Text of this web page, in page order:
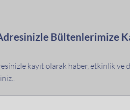
Bültenlerimize
kayıt olarak haber, etkinlik ve